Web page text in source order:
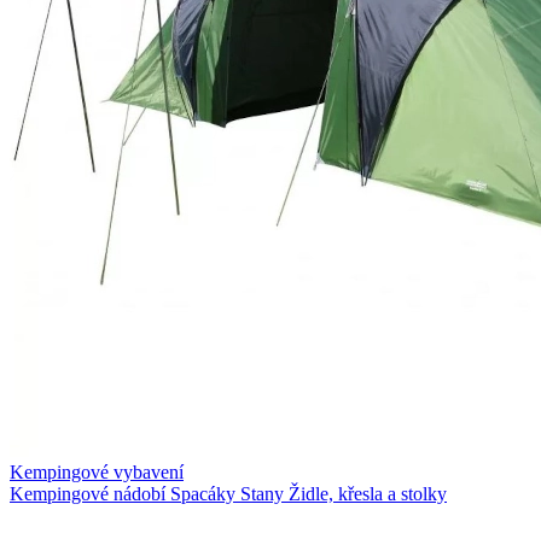
Kempingové vybavení
Kempingové nádobí Spacáky Stany Židle, křesla a stolky